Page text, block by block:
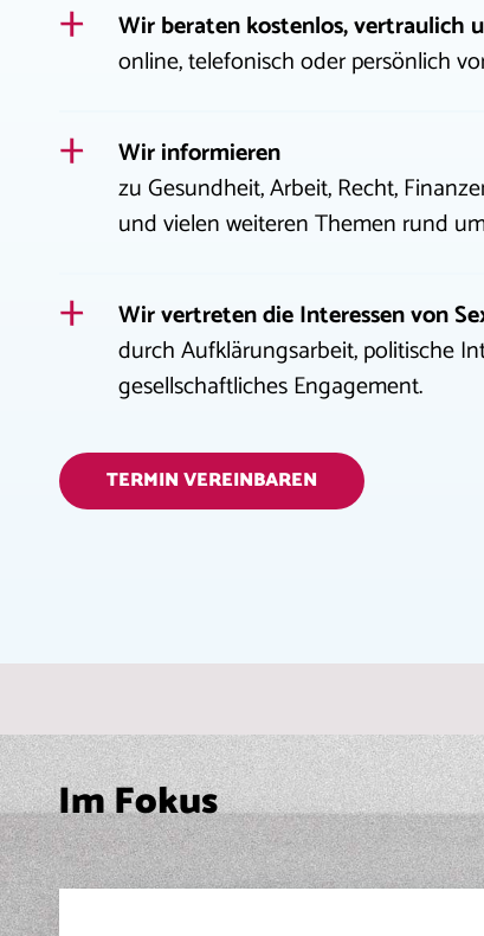
Wir beraten kostenlos, vertraulich
online, telefonisch oder persönlich
Wir informieren
zu Gesundheit, Arbeit, Recht,
und vielen weiteren Themen rund
Wir vertreten die Interessen von
durch Aufklärungsarbeit, politische
gesellschaftliches Engagement.
TERMIN VEREINBAREN
Im Fokus